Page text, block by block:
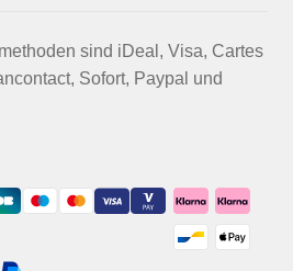
sind iDeal, Visa, Cartes
Sofort, Paypal und